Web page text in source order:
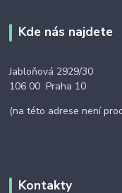
Kde nás najdete
Jabloňová 2929/30
106 00 Praha 10
(na této adrese není
Kontakty